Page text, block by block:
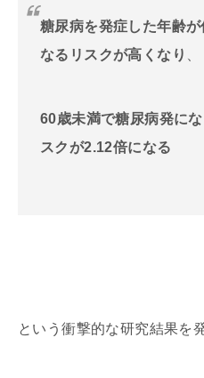
糖尿病を発症した年齢
なるリスクが高くなり
60歳未満で糖尿病発に
スクが2.12倍になる
という衝撃的な研究結果を